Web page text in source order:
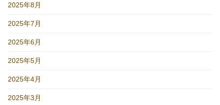
2025年8月
2025年7月
2025年6月
2025年5月
2025年4月
2025年3月